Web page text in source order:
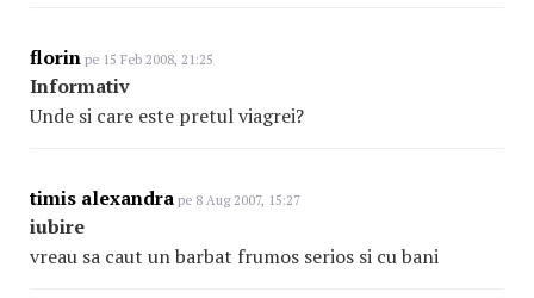
florin pe 15 Feb 2008, 21:25
Informativ
Unde si care este pretul viagrei?
timis alexandra pe 8 Aug 2007, 15:27
iubire
vreau sa caut un barbat frumos serios si cu bani